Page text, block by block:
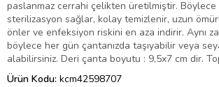
paslanmaz cerrahi çelikten üretilmiştir.
sterilizasyon sağlar, kolay temizlenir, uzun
önler ve enfeksiyon riskini en aza indirir. Aynı
böylece her gün çantanızda taşıyabilir veya
alabilirsiniz. Deri çanta boyutu : 9,5x7 cm dir.
Ürün Kodu: kcm42598707